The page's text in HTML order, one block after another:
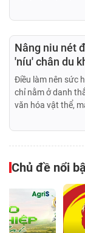
Nâng niu nét
'níu' chân du
Điều làm nên sức
chỉ nằm ở danh
văn hóa vật thể,
Chủ đề nổi